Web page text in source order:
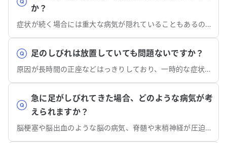
か？
症状が続く場合には重大な病気が隠れていることもあるので、受診を検討しましょう。
足のしびれは放置していても問題ないですか？
原因が長時間の正座などはっきりしており、一時的な症状の場合には放置していても問題ありませんが、重大な病気が隠れていることもあります。
急に足がしびれてきた場合、どのような病気が考
えられますか？
脳梗塞や脳出血のような脳の病気、脊髄や末梢神経が圧迫される病気などが考えられます。